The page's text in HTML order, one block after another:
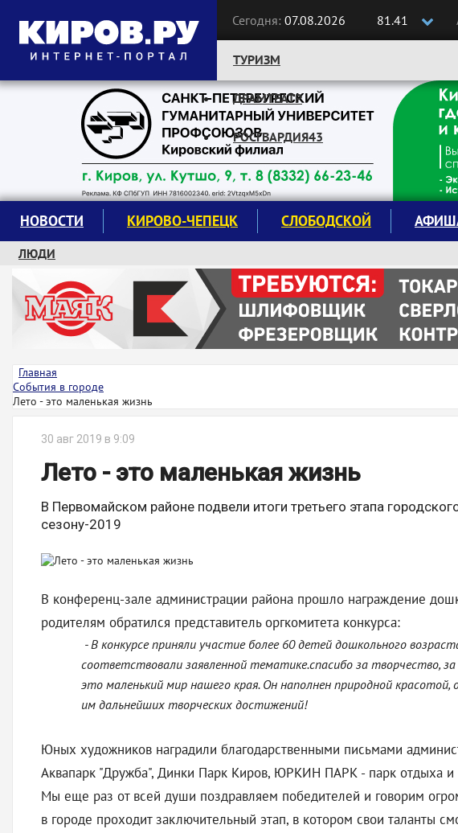
Сегодня: 07.08.2026 81.41
Следите за новостями:
ТУРИЗМ
ДРАМТЕАТР
РОСГВАРДИЯ43
НОВОСТИ КИРОВО-ЧЕПЕЦК СЛОБОДСКОЙ
ЛЮДИ
КРУЖКИ И СЕКЦИИ
ЗАВОДУ "МАЯК" 85 ЛЕТ
ЭКОЛОГИЯ
Главная
События в городе
Лето - это маленькая жизнь
30 авг 2019 в 9:09
Лето - это маленькая жизнь
В Первомайском районе подвели итоги третьего этапа
сезону-2019
В конференц-зале администрации района прошло награждение
родителям обратился представитель оргкомитета конкурса:
- В конкурсе приняли участие более 60 детей дошкольного
соответствовали заявленной тематике.спасибо за творчество,
это маленький мир нашего края. Он наполнен природной
им дальнейших творческих достижений!
Юных художников наградили благодарственными письмами
Аквапарк "Дружба", Динки Парк Киров, ЮРКИН ПАРК - парк отдыха и
Мы еще раз от всей души поздравляем победителей и говорим
в городе проходит заключительный этап, в котором свои таланты